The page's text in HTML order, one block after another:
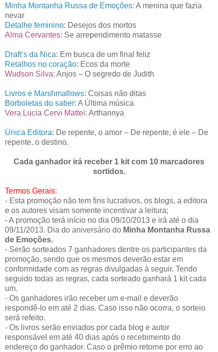
Minha Montanha Russa de Emoções: A menina que fazia
nevar
Detalhe feminino: Desejos dos mortos
Alma Cervantes: Se arrependimento matasse
Draft’s da Nica: Em busca de um final feliz
Retalhos no coração: Ecos da morte
Wudson Silva: Anjos – O segredo de Judith
Livros e Marshmallows: Coisas não ditas
Borboletas do saber: A Última música
Vera Lucia Cervi Mattei: Arthannya
Única Editora: De repente, o amor – De repente, é ele – De
repente, o destino.
Cada ganhador irá receber 1 kit com 10 marcadores
sortidos.
Termos Gerais:
- Esta promoção não tem fins lucrativos, os blogs, a editora
e os autores visam somente incentivar a leitura;
- A promoção terá início no dia 09/10/2013 e irá até o dia
09/11/2013. Dia do aniversário do Minha Montanha Russa
de Emoções.
- Serão sorteados 7 ganhadores dentre os participantes da
promoção, sendo que os mesmos deverão estar em
conformidade com as regras divulgadas à seguir. Tendo
seguido todas as regras, cada sorteado ganhará 1 kit cada
um.
- Os ganhadores irão receber um e-mail e deverão
respondê-lo em até 2 dias. Caso isso não ocorra, o sorteio
será refeito.
- Os livros serão enviados por cada blog e autor
responsável em até 40 dias após o recebimento do
endereço do ganhador. Caso o prêmio retorne por erro ao